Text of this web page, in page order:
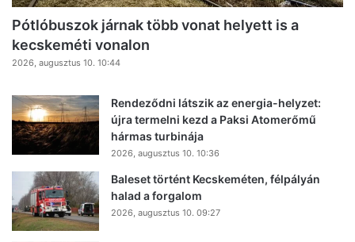
Pótlóbuszok járnak több vonat helyett is a
kecskeméti vonalon
2026, augusztus 10. 10:44
Rendeződni látszik az energia-helyzet:
újra termelni kezd a Paksi Atomerőmű
hármas turbinája
2026, augusztus 10. 10:36
Baleset történt Kecskeméten, félpályán
halad a forgalom
2026, augusztus 10. 09:27